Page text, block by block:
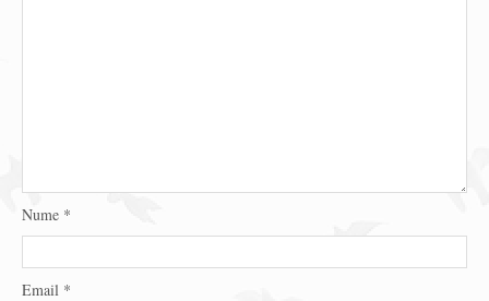
Nume *
Email *